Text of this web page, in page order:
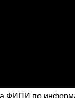
ФИПИ по